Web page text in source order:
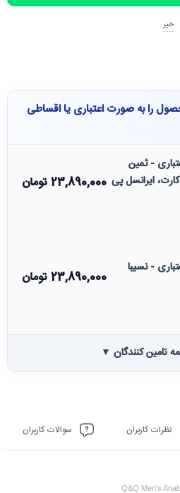
خیر
را به صورت اعتباری یا اقساطی
- ثمین
ایرانسل پی 23,890,000تومان
- نسیبا
23,890,000تومان
تامین کنندگان ▼
نظرات کاربران سوالات کاربران
Q&Q Men's